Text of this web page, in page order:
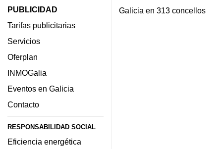
PUBLICIDAD
Tarifas publicitarias
Servicios
Oferplan
INMOGalia
Eventos en Galicia
Contacto
RESPONSABILIDAD SOCIAL
Eficiencia energética
Galicia en 313 concellos